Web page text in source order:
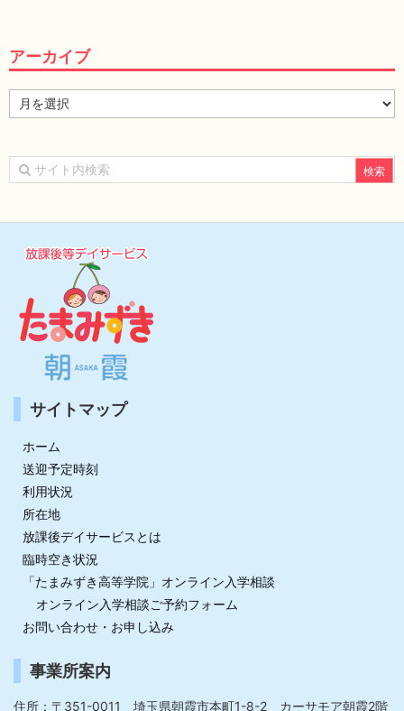
アーカイブ
ー
イ
ブ
サイトマップ
ホーム
送迎予定時刻
利用状況
所在地
放課後デイサービスとは
臨時空き状況
「たまみずき高等学院」オンライン入学相談
オンライン入学相談ご予約フォーム
お問い合わせ・お申し込み
事業所案内
住所：〒351-0011 埼玉県朝霞市本町1-8-2 カーサモア朝霞2階